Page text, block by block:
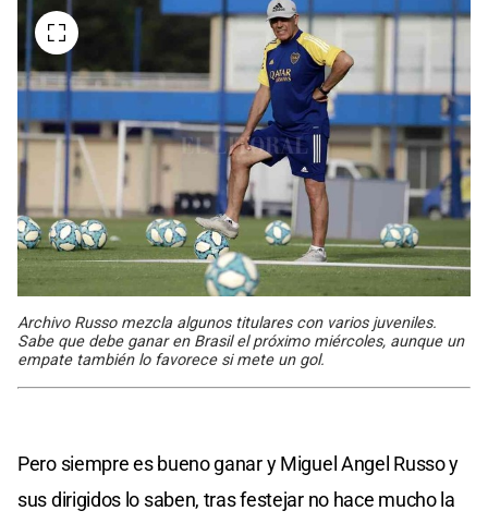
Archivo Russo mezcla algunos titulares con varios juveniles.
Sabe que debe ganar en Brasil el próximo miércoles, aunque un
empate también lo favorece si mete un gol.
Pero siempre es bueno ganar y Miguel Angel Russo y
sus dirigidos lo saben, tras festejar no hace mucho la